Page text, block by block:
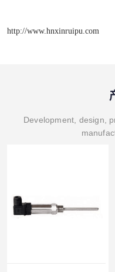
http://www.hnxinruipu.com
Development, design,